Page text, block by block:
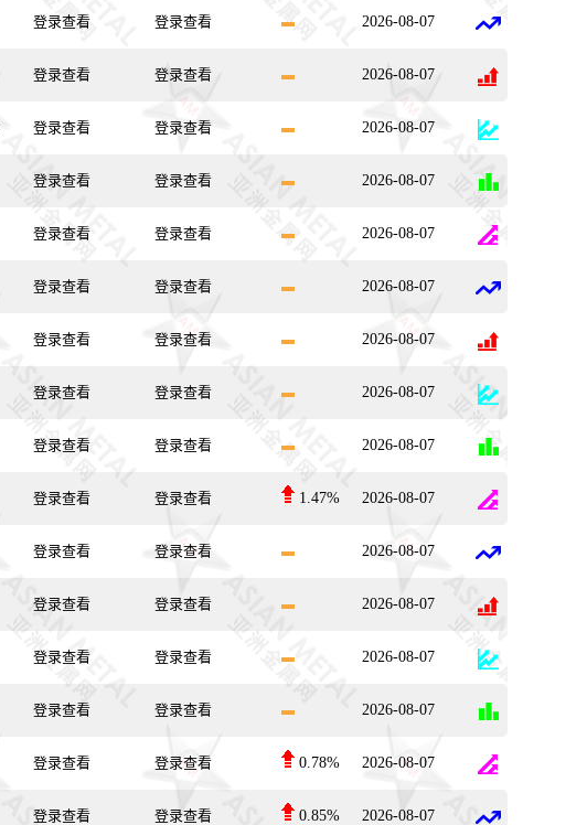
登录查看 登录查看 2026-08-07
登录查看 登录查看 2026-08-07
登录查看 登录查看 2026-08-07
登录查看 登录查看 2026-08-07
登录查看 登录查看 2026-08-07
登录查看 登录查看 2026-08-07
登录查看 登录查看 2026-08-07
登录查看 登录查看 2026-08-07
登录查看 登录查看 2026-08-07
登录查看 登录查看 1.47% 2026-08-07
登录查看 登录查看 2026-08-07
登录查看 登录查看 2026-08-07
登录查看 登录查看 2026-08-07
登录查看 登录查看 2026-08-07
登录查看 登录查看 0.78% 2026-08-07
登录查看 登录查看 0.85% 2026-08-07